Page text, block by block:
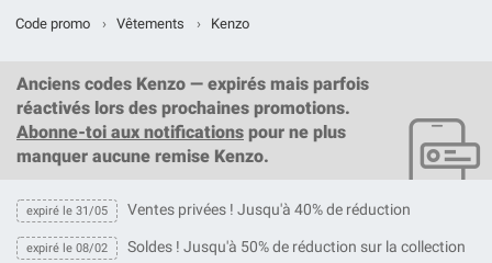
Code promo › Vêtements › Kenzo
Anciens codes Kenzo — expirés mais parfois
réactivés lors des prochaines promotions.
Abonne-toi aux notifications pour ne plus
manquer aucune remise Kenzo.
expiré le 31/05 Ventes privées ! Jusqu'à 40% de réduction
expiré le 08/02
Soldes ! Jusqu'à 50% de réduction sur la collection